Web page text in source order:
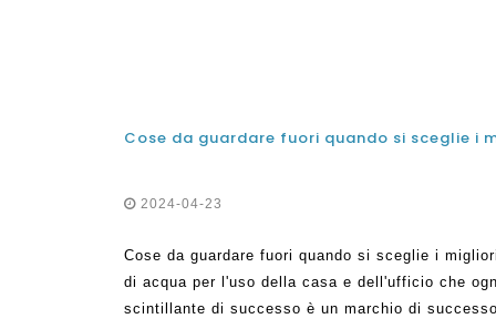
2024-04-23
Cose da guardare fuori quando si sceglie i
di acqua per l'uso della casa e dell'ufficio che
scintillante di successo è un marchio di